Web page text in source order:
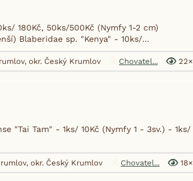
180Kč, 50ks/500Kč (Nymfy 1-2 cm)
Blaberidae sp. "Kenya" - 10ks/...
okr. Český Krumlov Chovatel... 22×
"Tai Tam" - 1ks/ 10Kč (Nymfy 1 - 3sv.) - 1ks/
okr. Český Krumlov Chovatel... 18×